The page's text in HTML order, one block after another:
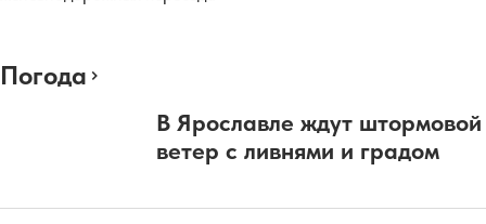
Погода
В Ярославле ждут штормовой
ветер с ливнями и градом